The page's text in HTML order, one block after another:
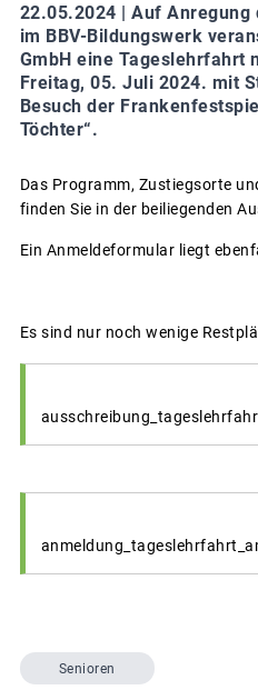
22.05.2024 | Auf Anregung
im BBV-Bildungswerk
GmbH eine Tageslehrfahrt
Freitag, 05. Juli 2024. mit
Besuch der
Töchter“.
Das Programm, Zustiegsorte
finden Sie in der beiliegenden
Ein Anmeldeformular liegt
Es sind nur noch wenige
Senioren